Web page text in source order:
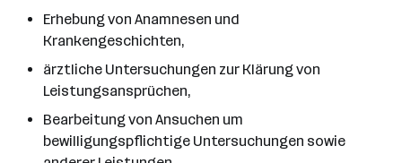
Erhebung von Anamnesen und
Krankengeschichten,
ärztliche Untersuchungen zur Klärung von
Leistungsansprüchen,
Bearbeitung von Ansuchen um
bewilligungspflichtige Untersuchungen sowie